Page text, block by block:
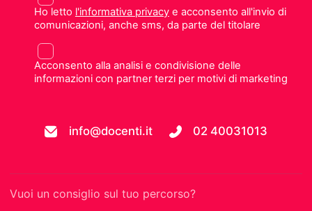
Ho letto l'informativa privacye acconsento all'invio di
comunicazioni, anche sms, da parte del titolare
Acconsento alla analisi e condivisione delle
informazioni con partner terzi per motivi di marketing
info@docenti.it 02 40031013
Vuoi un consiglio sul tuo percorso?